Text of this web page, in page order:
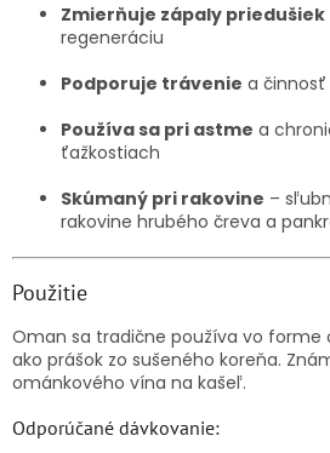
Zmierňuje zápaly priedušiek
regeneráciu
Podporuje trávenie a činnosť
Používa sa pri astme a
ťažkostiach
Skúmaný pri rakovine –
rakovine hrubého čreva a
Použitie
Oman sa tradične používa vo forme
ako prášok zo sušeného koreňa.
ománkového vína na kašeľ.
Odporúčané dávkovanie: